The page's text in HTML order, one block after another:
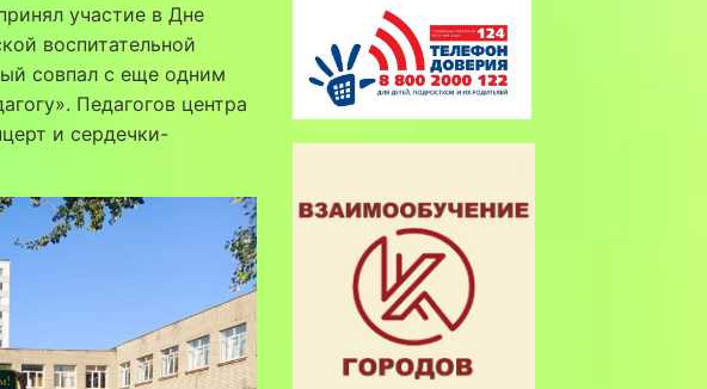
участие в Дне
воспитательной
совпал с еще одним
Педагогов центра
и сердечки-